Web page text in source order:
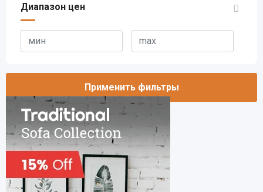
Диапазон цен
Применить фильтры